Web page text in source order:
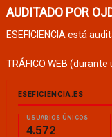
AUDITADO POR
ESEFICIENCIA está
TRÁFICO WEB